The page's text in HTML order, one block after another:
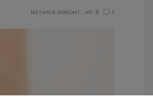
NATHALIE DUMONT 0 1